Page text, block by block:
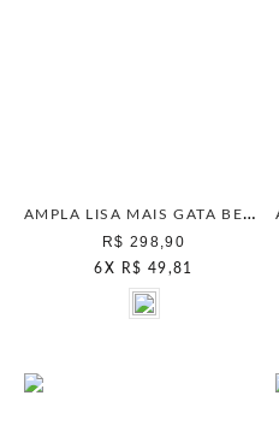
AMPLA LISA MAIS GATA BEGE CLASSICO
R$ 298,90
6 X R$ 49,81